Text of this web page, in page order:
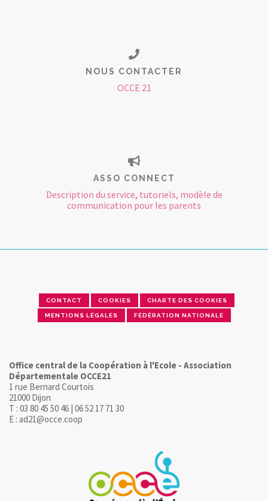
NOUS CONTACTER
OCCE 21
ASSO CONNECT
Description du service, tutoriels, modèle de
communication pour les parents
CONTACT COOKIES CHARTE DES COOKIES
MENTIONS LÉGALES FÉDÉRATION NATIONALE
Office central de la Coopération à l'Ecole - Association
Départementale OCCE21
1 rue Bernard Courtois
21000 Dijon
T : 03 80 45 50 46 | 06 52 17 71 30
E : ad21@occe.coop